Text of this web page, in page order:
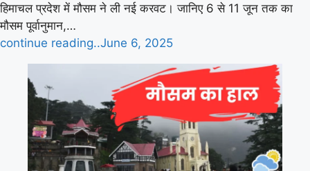
हिमाचल प्रदेश में मौसम ने ली नई करवट। जानिए 6 से 11 जून तक का
मौसम पूर्वानुमान,…
continue reading..June 6, 2025